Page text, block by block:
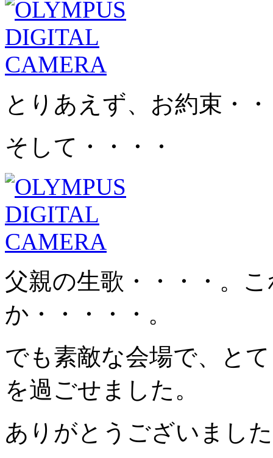
とりあえず、お約束・
そして・・・・
父親の生歌・・・・。
か・・・・・。
でも素敵な会場で、と
を過ごせました。
ありがとうございまし